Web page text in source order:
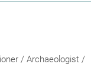
/ Archaeologist /